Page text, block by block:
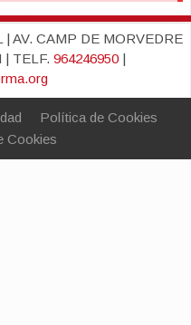
AV. CAMP DE MORVEDRE
| TELF. 964246950|
Política de Cookies
Cookies